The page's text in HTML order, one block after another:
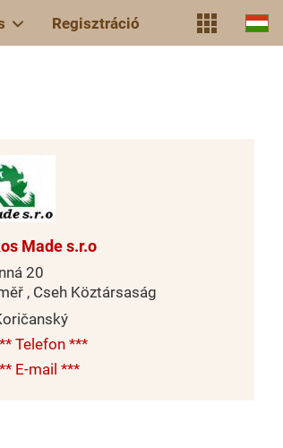
Regisztráció
Made s.r.o
20
, Cseh Köztársaság
Telefon ***
E-mail ***